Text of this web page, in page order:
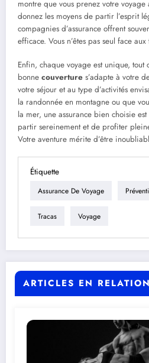
montre que vous prenez votre voyage
donnez les moyens de partir l’esprit
compagnies d’assurance offrent
efficace. Vous n’êtes pas seul face aux
Enfin, chaque voyage est unique, tout
bonne couverture s’adapte à votre
votre séjour et au type d’activités
la randonnée en montagne ou que
la mer, une assurance bien choisie
partir sereinement et de profiter
Votre aventure mérite d’être
Étiquette
Assurance De Voyage
Tracas Voyage
ARTICLES EN RELATION